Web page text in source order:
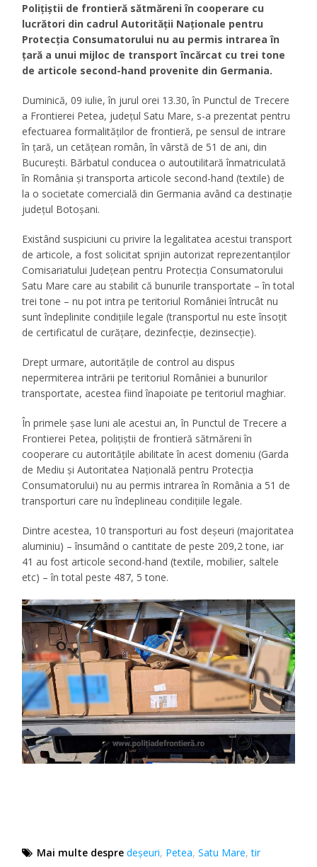
Poliţiştii de frontieră sătmăreni în cooperare cu
lucrători din cadrul Autorității Naționale pentru
Protecția Consumatorului nu au permis intrarea în
ţară a unui mijloc de transport încărcat cu trei tone
de articole second-hand provenite din Germania.
Duminică, 09 iulie, în jurul orei 13.30, în Punctul de Trecere
a Frontierei Petea, județul Satu Mare, s-a prezentat pentru
efectuarea formalităților de frontieră, pe sensul de intrare
în ţară, un cetățean român, în vârstă de 51 de ani, din
București. Bărbatul conducea o autoutilitară înmatriculată
în România și transporta articole second-hand (textile) de
la o societate comercială din Germania având ca destinație
judeţul Botoșani.
Existând suspiciuni cu privire la legalitatea acestui transport
de articole, a fost solicitat sprijin autorizat reprezentanților
Comisariatului Județean pentru Protecția Consumatorului
Satu Mare care au stabilit că bunurile transportate – în total
trei tone – nu pot intra pe teritoriul României întrucât nu
sunt îndeplinite condițiile legale (transportul nu este însoțit
de certificatul de curățare, dezinfecție, dezinsecție).
Drept urmare, autoritățile de control au dispus
nepermiterea intrării pe teritoriul României a bunurilor
transportate, acestea fiind înapoiate pe teritoriul maghiar.
În primele șase luni ale acestui an, în Punctul de Trecere a
Frontierei Petea, polițiștii de frontieră sătmăreni în
cooperare cu autoritățile abilitate în acest domeniu (Garda
de Mediu și Autoritatea Națională pentru Protecția
Consumatorului) nu au permis intrarea în România a 51 de
transporturi care nu îndeplineau condițiile legale.
Dintre acestea, 10 transporturi au fost deșeuri (majoritatea
aluminiu) – însumând o cantitate de peste 209,2 tone, iar
41 au fost articole second-hand (textile, mobilier, saltele
etc) – în total peste 487, 5 tone.
Mai multe despre deșeuri, Petea,Satu Mare,tir